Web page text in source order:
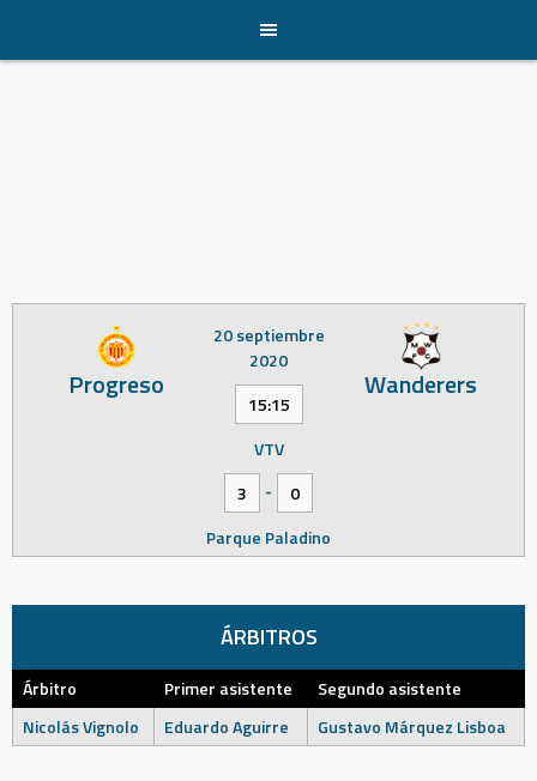
content
Progreso Wanderers
20 septiembre
2020
15:15
VTV
3
-
0
Parque Paladino
ÁRBITROS
Árbitro Primer asistente
Segundo asistente
Nicolás Vignolo
Eduardo Aguirre Gustavo Márquez Lisboa